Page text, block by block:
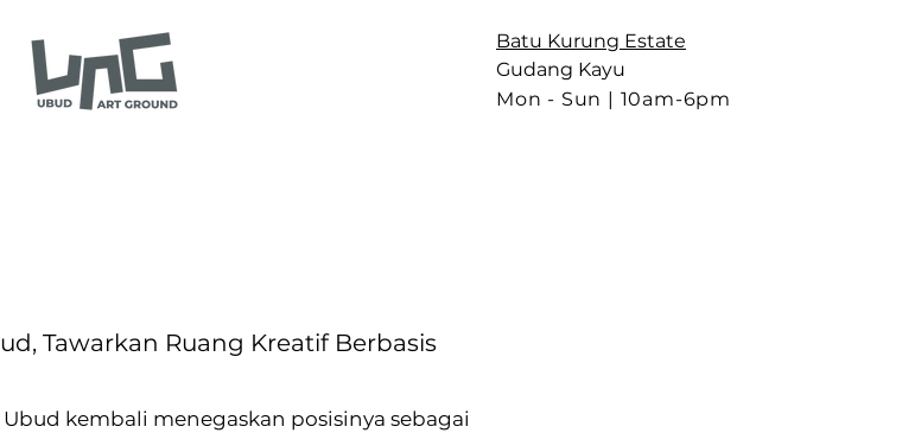
Batu Kurung Estate
Gudang Kayu
Mon - Sun | 10am-6pm
Tawarkan Ruang Kreatif Berbasis
Ubud kembali menegaskan posisinya sebagai